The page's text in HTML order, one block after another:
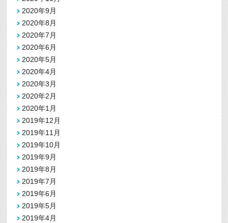
2020年9月
2020年8月
2020年7月
2020年6月
2020年5月
2020年4月
2020年3月
2020年2月
2020年1月
2019年12月
2019年11月
2019年10月
2019年9月
2019年8月
2019年7月
2019年6月
2019年5月
2019年4月